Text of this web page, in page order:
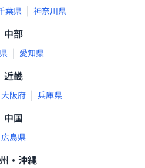
葉県 | 神奈川県
中部
| 愛知県
近畿
大阪府 | 兵庫県
中国
広島県
・沖縄